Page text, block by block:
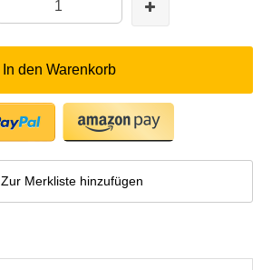
In den Warenkorb
Zur Merkliste hinzufügen